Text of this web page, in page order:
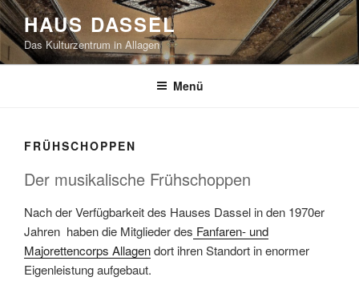
Zum
Inhalt
springen
HAUS DASSEL
Das Kulturzentrum in Allagen
Menü
FRÜHSCHOPPEN
Der musikalische Frühschoppen
Nach der Verfügbarkeit des Hauses Dassel in den 1970er
Jahren haben die Mitglieder des Fanfaren- und
Majorettencorps Allagendort ihren Standort in enormer
Eigenleistung aufgebaut.